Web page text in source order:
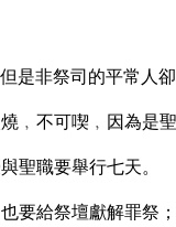
非祭司的平常人
﹐不可喫﹐因為是聖
聖職要舉行七天。
給祭壇獻解罪祭